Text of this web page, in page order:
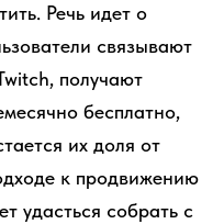
Речь идет о
связывают
получают
бесплатно,
их доля от
к продвижению
удасться собрать с